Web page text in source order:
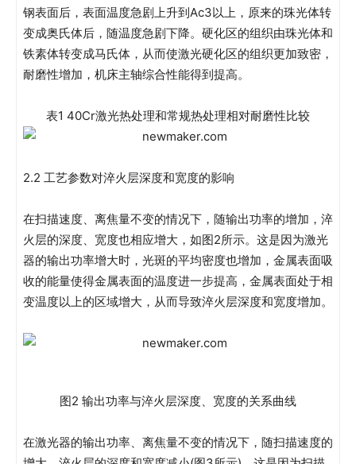
钢表面后，表面温度急剧上升到Ac3以上，原来的珠光体转
变成奥氏体后，随温度急剧下降。硬化区的组织由珠光体和
铁素体转变成马氏体，从而使激光硬化区的组织更加致密，
耐磨性增加，机床主轴综合性能得到提高。
表1 40Cr激光热处理和常规热处理相对耐磨性比较
2.2 工艺参数对淬火层深度和宽度的影响
在扫描速度、离焦量不变的情况下，随输出功率的增加，淬
火层的深度、宽度也相应增大，如图2所示。这是因为激光
器的输出功率增大时，光斑的平均密度也增加，金属表面吸
收的能量使得金属表面的温度进一步提高，金属表面处于相
变温度以上的区域增大，从而导致淬火层深度和宽度增加。
图2 输出功率与淬火层深度、宽度的关系曲线
在激光器的输出功率、离焦量不变的情况下，随扫描速度的